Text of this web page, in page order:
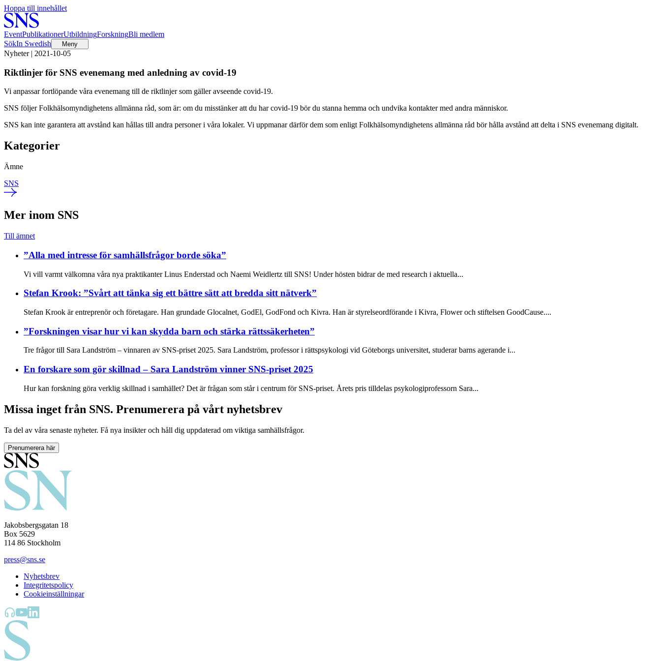
Hoppa till innehållet
EventPublikationerUtbildningForskningBli medlem
SökIn Swedish Meny
Nyheter | 2021-10-05
Riktlinjer för SNS evenemang med anledning av covid-19
Vi anpassar fortlöpande våra evenemang till de riktlinjer som gäller avseende covid-19.
SNS följer Folkhälsomyndighetens allmänna råd, som är: om du misstänker att du har covid-19 bör du stanna hemma och undvika kontakter med andra människor.
SNS kan inte garantera att avstånd kan hållas till andra personer i våra lokaler. Vi uppmanar därför dem som enligt Folkhälsomyndighetens allmänna råd bör hålla avstånd att delta i SNS evenemang digitalt.
Kategorier
Ämne
SNS
Mer inom SNS
Till ämnet
”Alla med intresse för samhällsfrågor borde söka”
Vi vill varmt välkomna våra nya praktikanter Linus Enderstad och Naemi Weidlertz till SNS! Under hösten bidrar de med research i aktuella...
Stefan Krook: ”Svårt att tänka sig ett bättre sätt att bredda sitt nätverk”
Stefan Krook är entreprenör och företagare. Han grundade Glocalnet, GodEl, GodFond och Kivra. Han är styrelseordförande i Kivra, Flower och stiftelsen GoodCause....
”Forskningen visar hur vi kan skydda barn och stärka rättssäkerheten”
Tre frågor till Sara Landström – vinnaren av SNS-priset 2025. Sara Landström, professor i rättspsykologi vid Göteborgs universitet, studerar barns agerande i...
En forskare som gör skillnad – Sara Landström vinner SNS-priset 2025
Hur kan forskning göra verklig skillnad i samhället? Det är frågan som står i centrum för SNS-priset. Årets pris tilldelas psykologiprofessorn Sara...
Missa inget från SNS. Prenumerera på vårt nyhetsbrev
Ta del av våra senaste nyheter. Få nya insikter och håll dig uppdaterad om viktiga samhällsfrågor.
Prenumerera här
Jakobsbergsgatan 18
Box 5629
114 86 Stockholm
press@sns.se
Nyhetsbrev
Integritetspolicy
Cookieinställningar